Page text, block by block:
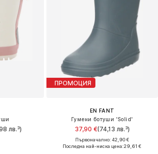
лв.³)
ПРОМОЦИЯ
EN FANT
Гумени ботуши 'Solid'
37,90 €(74,13 лв.³)
Първоначално: 42,90 €
Последна най-ниска цена:29,61 €